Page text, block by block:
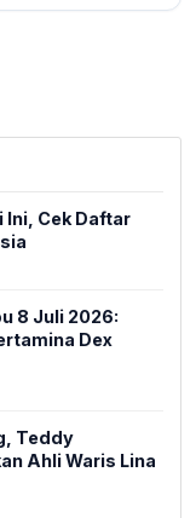
Ini, Cek Daftar
8 Juli 2026:
Dex
Teddy
Ahli Waris Lina